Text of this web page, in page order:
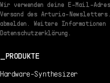
Wir verwenden deine E-Mail-
Versand des Arturia-
abmelden. Weitere
Datenschutzerklärung.
PRODUKTE
Hardware-Synthesizer